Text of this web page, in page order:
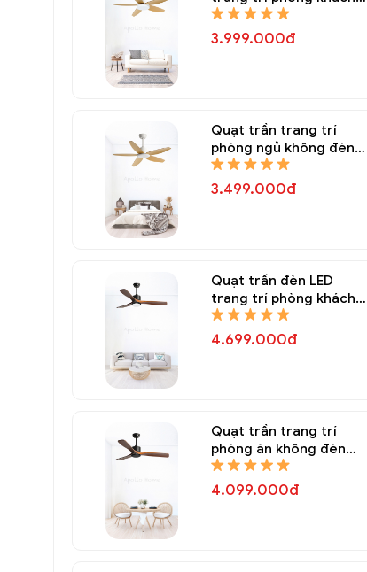
QTT 8150A
3.999.000đ
Quạt trần trang trí
phòng ngủ không đèn
QTT 8148A
3.499.000đ
Quạt trần đèn LED
trang trí phòng khách
QTT 8146A
4.699.000đ
Quạt trần trang trí
phòng ăn không đèn
QTT 8145A
4.099.000đ